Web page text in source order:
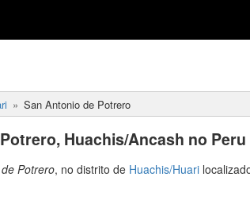
San Antonio de Potrero
Huachis/Ancash no Peru
Potrero, no distrito de Huachis/Huari